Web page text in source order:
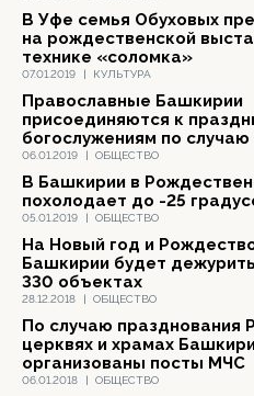
07.01.2019 | КУЛЬТУРА
В Уфе семья Обуховых
на рождественской
технике «соломка»
06.01.2019 | ОБЩЕСТВО
Православные Башкирии
присоединяются к
богослужениям по
05.01.2019 | ОБЩЕСТВО
В Башкирии в
похолодает до -25
28.12.2018 | ОБЩЕСТВО
На Новый год и
Башкирии будет
330 объектах
06.01.2018 | ОБЩЕСТВО
По случаю празднования
церквях и храмах
организованы посты МЧС